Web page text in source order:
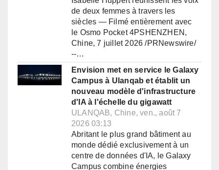
de deux femmes à travers les
siècles — Filmé entièrement avec
le Osmo Pocket 4PSHENZHEN,
Chine, 7 juillet 2026 /PRNewswire/
--…
Envision met en service le Galaxy
Campus à Ulanqab et établit un
nouveau modèle d'infrastructure
d'IA à l'échelle du gigawatt
ULANQAB, Chine, ven., août 7
2026 03:13
Abritant le plus grand bâtiment au
monde dédié exclusivement à un
centre de données d'IA, le Galaxy
Campus combine énergies